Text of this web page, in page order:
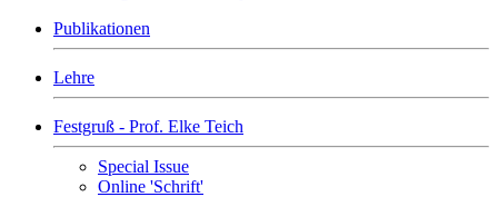
Publikationen
Lehre
Festgruß - Prof. Elke Teich
Special Issue
Online 'Schrift'